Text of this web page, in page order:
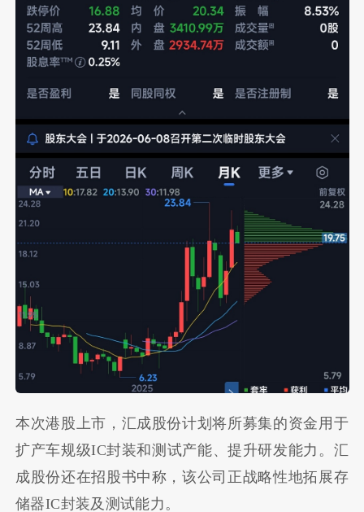
本次港股上市，汇成股份计划将所募集的资金用于
扩产车规级IC封装和测试产能、提升研发能力。汇
成股份还在招股书中称，该公司正战略性地拓展存
储器IC封装及测试能力。